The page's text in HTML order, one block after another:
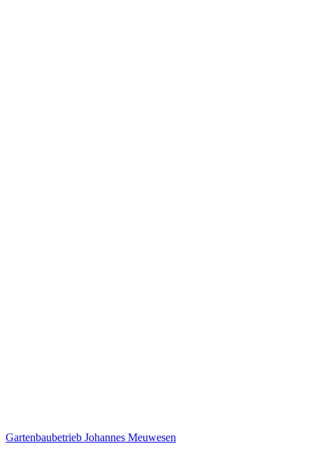
Gartenbaubetrieb Johannes Meuwesen